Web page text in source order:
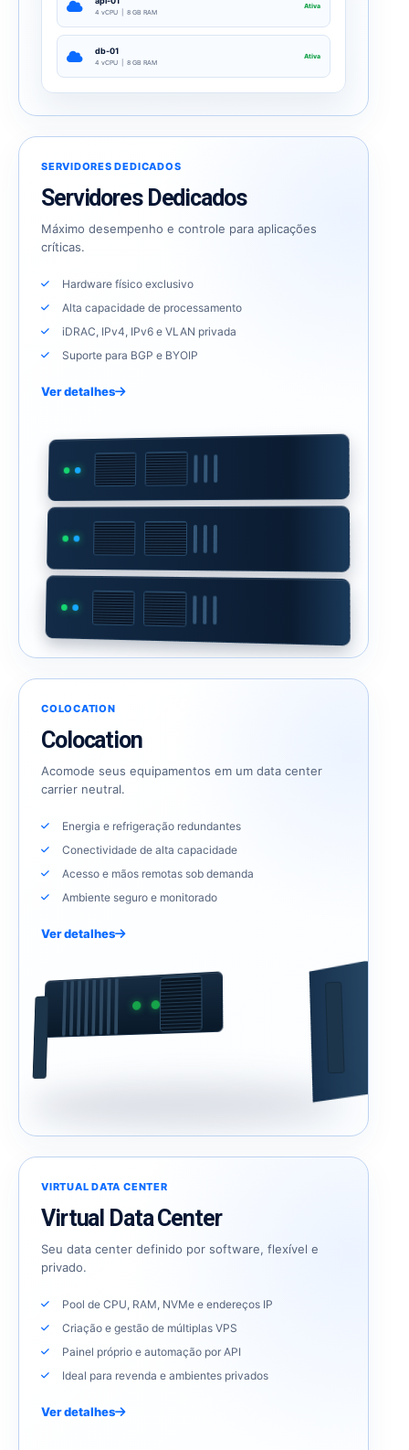
4 vCPU | 8 GB RAM
Ativa
db-01
4 vCPU | 8 GB RAM
Ativa
SERVIDORES DEDICADOS
Servidores Dedicados
Máximo desempenho e controle para aplicações
críticas.
Hardware físico exclusivo
Alta capacidade de processamento
iDRAC, IPv4, IPv6 e VLAN privada
Suporte para BGP e BYOIP
Ver detalhes
COLOCATION
Colocation
Acomode seus equipamentos em um data center
carrier neutral.
Energia e refrigeração redundantes
Conectividade de alta capacidade
Acesso e mãos remotas sob demanda
Ambiente seguro e monitorado
Ver detalhes
VIRTUAL DATA CENTER
Virtual Data Center
Seu data center definido por software, flexível e
privado.
Pool de CPU, RAM, NVMe e endereços IP
Criação e gestão de múltiplas VPS
Painel próprio e automação por API
Ideal para revenda e ambientes privados
Ver detalhes